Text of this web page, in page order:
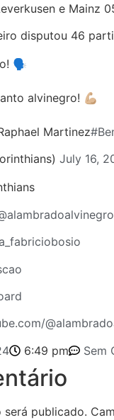
e Mainz
disputou 46
🗣
alvinegro! 💪🏼
Martinez
July 16,
6:49 pm Sem
será publicado.